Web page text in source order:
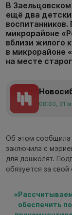
В
ещё два
микрорайоне
вблизи жилого
в микрорайоне
на месте
08:03, 31
Об этом сообщила
заключила с
для дошколят.
обязуется за свой
обеспечить